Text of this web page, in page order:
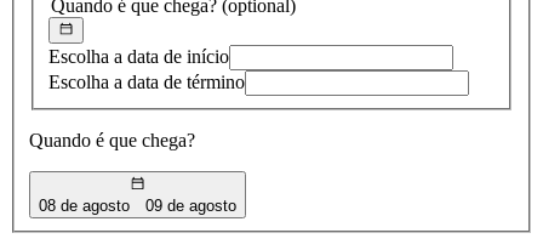
Quando é que chega? (optional)
Escolha a data de início
Escolha a data de término
Quando é que chega?
08 de agosto 09 de agosto